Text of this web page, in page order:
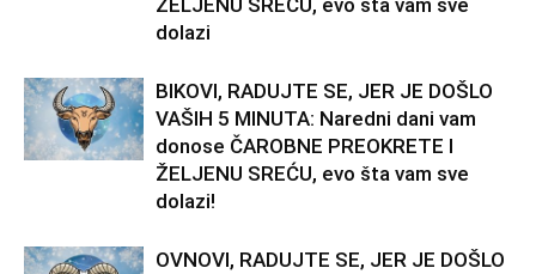
ŽELJENU SREĆU, evo šta vam sve
dolazi
BIKOVI, RADUJTE SE, JER JE DOŠLO
VAŠIH 5 MINUTA: Naredni dani vam
donose ČAROBNE PREOKRETE I
ŽELJENU SREĆU, evo šta vam sve
dolazi!
OVNOVI, RADUJTE SE, JER JE DOŠLO